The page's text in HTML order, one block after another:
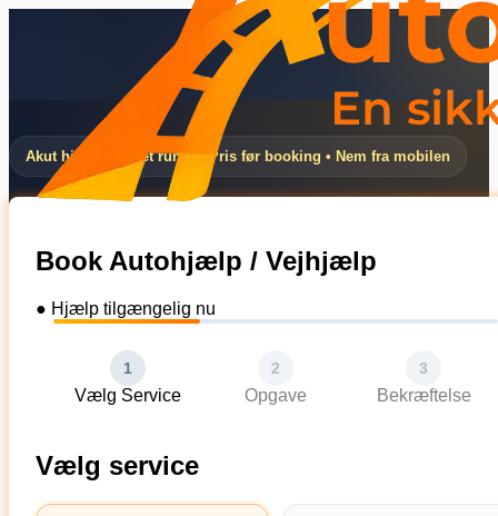
Akut hjælp døgnet rundt • Pris før booking • Nem fra mobilen
Book Autohjælp / Vejhjælp
● Hjælp tilgængelig nu
1
Vælg Service
2
Opgave
3
Bekræftelse
Vælg service